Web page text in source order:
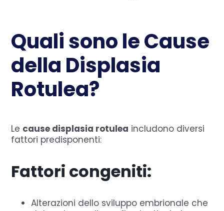
Quali sono le Cause
della Displasia
Rotulea?
Le cause displasia rotulea includono diversi
fattori predisponenti:
Fattori congeniti:
Alterazioni dello sviluppo embrionale che